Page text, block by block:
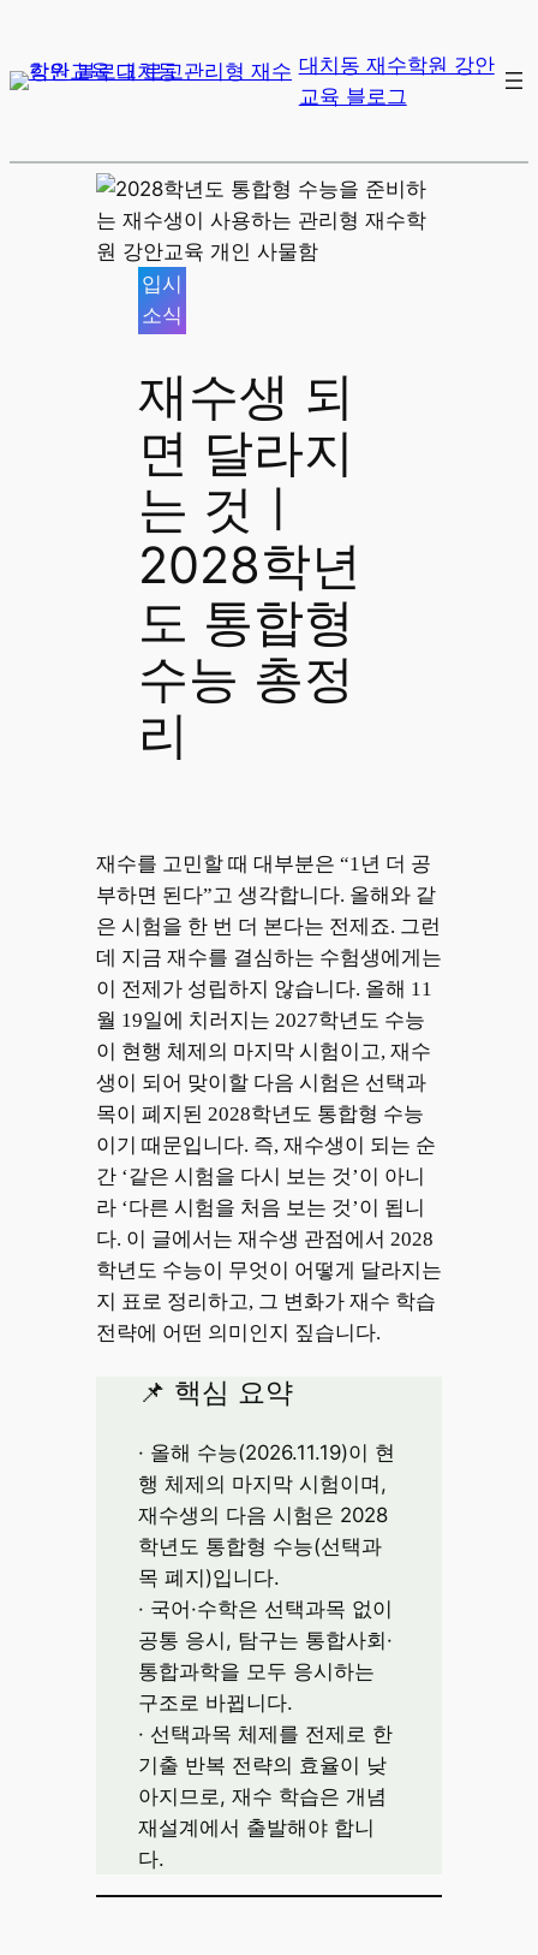
대치동 재수학원 강안
교육 블로그
입시
소식
재수생 되
면 달라지
는 것ㅣ
2028학년
도 통합형
수능 총정
리
재수를 고민할 때 대부분은 “1년 더 공
부하면 된다”고 생각합니다. 올해와 같
은 시험을 한 번 더 본다는 전제죠. 그런
데 지금 재수를 결심하는 수험생에게는
이 전제가 성립하지 않습니다. 올해 11
월 19일에 치러지는 2027학년도 수능
이 현행 체제의 마지막 시험이고, 재수
생이 되어 맞이할 다음 시험은 선택과
목이 폐지된 2028학년도 통합형 수능
이기 때문입니다. 즉, 재수생이 되는 순
간 ‘같은 시험을 다시 보는 것’이 아니
라 ‘다른 시험을 처음 보는 것’이 됩니
다. 이 글에서는 재수생 관점에서 2028
학년도 수능이 무엇이 어떻게 달라지는
지 표로 정리하고, 그 변화가 재수 학습
전략에 어떤 의미인지 짚습니다.
📌 핵심 요약
· 올해 수능(2026.11.19)이 현
행 체제의 마지막 시험이며,
재수생의 다음 시험은 2028
학년도 통합형 수능(선택과
목 폐지)입니다.
· 국어·수학은 선택과목 없이
공통 응시, 탐구는 통합사회·
통합과학을 모두 응시하는
구조로 바뀝니다.
· 선택과목 체제를 전제로 한
기출 반복 전략의 효율이 낮
아지므로, 재수 학습은 개념
재설계에서 출발해야 합니
다.